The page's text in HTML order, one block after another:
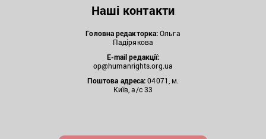
Наші контакти
Головна редакторка:Ольга
Падірякова
E-mail редакції:
op@humanrights.org.ua
Поштова адреса:04071, м.
Київ, а/с 33